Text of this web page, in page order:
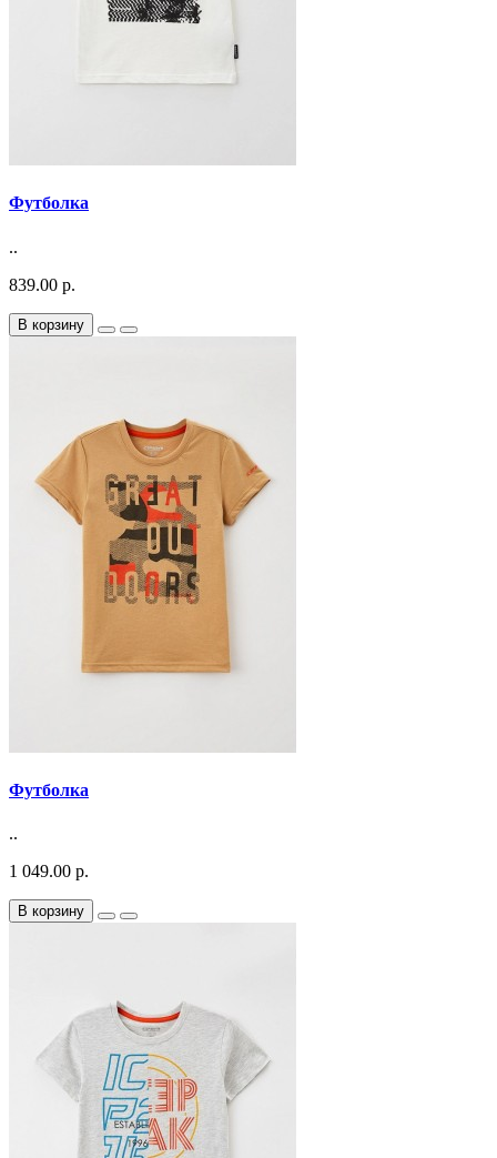
Футболка
..
839.00 р.
В корзину
Футболка
..
1 049.00 р.
В корзину